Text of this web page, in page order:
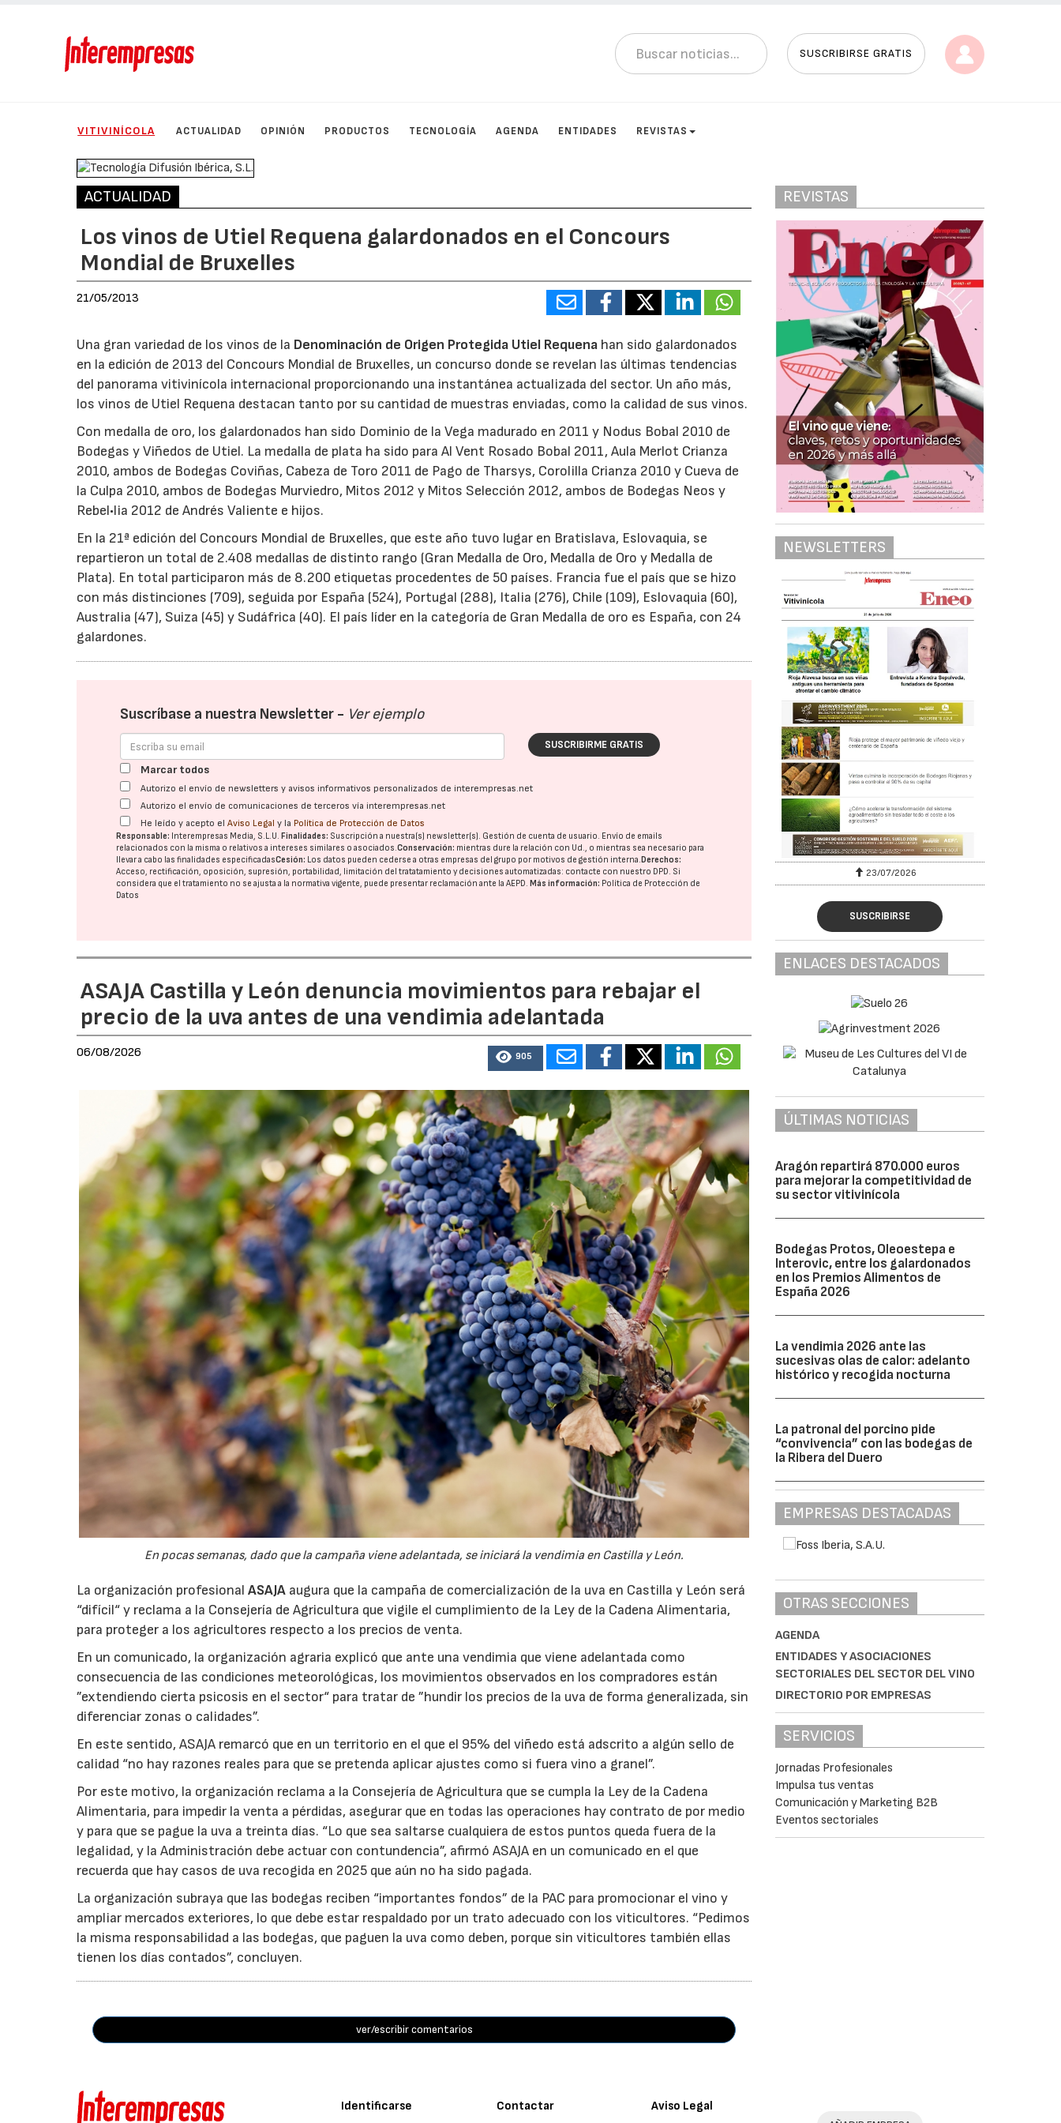
SUSCRIBIRSE GRATIS
VITIVINÍCOLA ACTUALIDAD OPINIÓN PRODUCTOS TECNOLOGÍA AGENDA ENTIDADES REVISTAS
ACTUALIDAD
Los vinos de Utiel Requena galardonados en el Concours
Mondial de Bruxelles
21/05/2013
Una gran variedad de los vinos de la Denominación de Origen Protegida Utiel Requena han sido galardonados
en la edición de 2013 del Concours Mondial de Bruxelles, un concurso donde se revelan las últimas tendencias
del panorama vitivinícola internacional proporcionando una instantánea actualizada del sector. Un año más,
los vinos de Utiel Requena destacan tanto por su cantidad de muestras enviadas, como la calidad de sus vinos.
Con medalla de oro, los galardonados han sido Dominio de la Vega madurado en 2011 y Nodus Bobal 2010 de
Bodegas y Viñedos de Utiel. La medalla de plata ha sido para Al Vent Rosado Bobal 2011, Aula Merlot Crianza
2010, ambos de Bodegas Coviñas, Cabeza de Toro 2011 de Pago de Tharsys, Corolilla Crianza 2010 y Cueva de
la Culpa 2010, ambos de Bodegas Murviedro, Mitos 2012 y Mitos Selección 2012, ambos de Bodegas Neos y
Rebel•lia 2012 de Andrés Valiente e hijos.
En la 21ª edición del Concours Mondial de Bruxelles, que este año tuvo lugar en Bratislava, Eslovaquia, se
repartieron un total de 2.408 medallas de distinto rango (Gran Medalla de Oro, Medalla de Oro y Medalla de
Plata). En total participaron más de 8.200 etiquetas procedentes de 50 países. Francia fue el país que se hizo
con más distinciones (709), seguida por España (524), Portugal (288), Italia (276), Chile (109), Eslovaquia (60),
Australia (47), Suiza (45) y Sudáfrica (40). El país líder en la categoría de Gran Medalla de oro es España, con 24
galardones.
Suscríbase a nuestra Newsletter - Ver ejemplo
SUSCRIBIRME GRATIS
Marcar todos
Autorizo el envío de newsletters y avisos informativos personalizados de interempresas.net
Autorizo el envío de comunicaciones de terceros vía interempresas.net
He leído y acepto elAviso Legal y la Política de Protección de Datos
Responsable: Interempresas Media, S.L.U. Finalidades: Suscripción a nuestra(s) newsletter(s). Gestión de cuenta de usuario. Envío de emails
relacionados con la misma o relativos a intereses similares o asociados.Conservación: mientras dure la relación con Ud., o mientras sea necesario para
llevar a cabo las finalidades especificadasCesión: Los datos pueden cederse a otras empresas del grupo por motivos de gestión interna. Derechos:
Acceso, rectificación, oposición, supresión, portabilidad, limitación del tratatamiento y decisiones automatizadas: contacte con nuestro DPD. Si
considera que el tratamiento no se ajusta a la normativa vigente, puede presentar reclamación ante laAEPD. Más información: Política de Protección de
Datos
ASAJA Castilla y León denuncia movimientos para rebajar el
precio de la uva antes de una vendimia adelantada
06/08/2026 905
En pocas semanas, dado que la campaña viene adelantada, se iniciará la vendimia en Castilla y León.
La organización profesionalASAJA augura que la campaña de comercialización de la uva en Castilla y León será
“difícil“ y reclama a la Consejería de Agricultura que vigile el cumplimiento de la Ley de la Cadena Alimentaria,
para proteger a los agricultores respecto a los precios de venta.
En un comunicado, la organización agraria explicó que ante una vendimia que viene adelantada como
consecuencia de las condiciones meteorológicas, los movimientos observados en los compradores están
”extendiendo cierta psicosis en el sector“ para tratar de ”hundir los precios de la uva de forma generalizada, sin
diferenciar zonas o calidades”.
En este sentido, ASAJA remarcó que en un territorio en el que el 95% del viñedo está adscrito a algún sello de
calidad “no hay razones reales para que se pretenda aplicar ajustes como si fuera vino a granel”.
Por este motivo, la organización reclama a la Consejería de Agricultura que se cumpla la Ley de la Cadena
Alimentaria, para impedir la venta a pérdidas, asegurar que en todas las operaciones hay contrato de por medio
y para que se pague la uva a treinta días. “Lo que sea saltarse cualquiera de estos puntos queda fuera de la
legalidad, y la Administración debe actuar con contundencia”, afirmó ASAJA en un comunicado en el que
recuerda que hay casos de uva recogida en 2025 que aún no ha sido pagada.
La organización subraya que las bodegas reciben “importantes fondos” de la PAC para promocionar el vino y
ampliar mercados exteriores, lo que debe estar respaldado por un trato adecuado con los viticultores. “Pedimos
la misma responsabilidad a las bodegas, que paguen la uva como deben, porque sin viticultores también ellas
tienen los días contados”, concluyen.
ver/escribir comentarios
REVISTAS
NEWSLETTERS
23/07/2026 30/07/2026 23/07/2026
SUSCRIBIRSE
ENLACES DESTACADOS
ÚLTIMAS NOTICIAS
Aragón repartirá 870.000 euros
para mejorar la competitividad de
su sector vitivinícola
Bodegas Protos, Oleoestepa e
Interovic, entre los galardonados
en los Premios Alimentos de
España 2026
La vendimia 2026 ante las
sucesivas olas de calor: adelanto
histórico y recogida nocturna
La patronal del porcino pide
“convivencia” con las bodegas de
la Ribera del Duero
EMPRESAS DESTACADAS
OTRAS SECCIONES
AGENDA
ENTIDADES Y ASOCIACIONES
SECTORIALES DEL SECTOR DEL VINO
DIRECTORIO POR EMPRESAS
SERVICIOS
Jornadas Profesionales
Impulsa tus ventas
Comunicación y Marketing B2B
Eventos sectoriales
Identificarse
Contactar
Aviso Legal